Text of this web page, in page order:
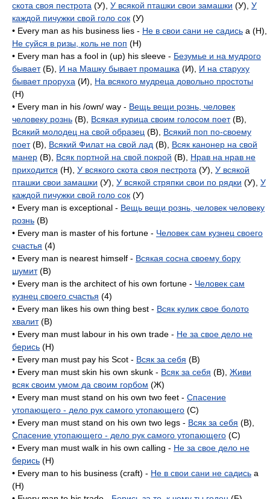
скота своя пестрота (У), У всякой пташки свои замашки (У), У
каждой пичужки свой голо сок (У)
• Every man as his business lies - Не в свои сани не садись a (H),
Не суйся в ризы, коль не поп (H)
• Every man has a fool in (up) his sleeve - Безумье и на мудрого
бывает(Б), И на Машку бывает промашка (И), И на старуху
бывает проруха (И), На всякого мудреца довольно простоты
(H)
• Every man in his /own/ way - Вещь вещи рознь, человек
человеку рознь (B), Всякая курица своим голосом поет(B),
Всякий молодец на свой образец (B), Всякий поп по-своему
поет(B), Всякий Филат на свой лад (B), Всяк канонер на свой
манер (B), Всяк портной на свой покрой (B), Нрав на нрав не
приходится (H), У всякого скота своя пестрота (У), У всякой
пташки свои замашки (У), У всякой стряпки свои по рядки (У), У
каждой пичужки свой голо сок (У)
• Every man is exceptional - Вещь вещи рознь, человек человеку
рознь (B)
• Every man is master of his fortune - Человек сам кузнец своего
счастья (4)
• Every man is nearest himself - Всякая сосна своему бору
шумит(B)
• Every man is the architect of his own fortune - Человек сам
кузнец своего счастья (4)
• Every man likes his own thing best - Всяк кулик свое болото
хвалит(B)
• Every man must labour in his own trade - Не за свое дело не
берись (H)
• Every man must pay his Scot - Всяк за себя (B)
• Every man must skin his own skunk - Всяк за себя (B), Живи
всяк своим умом да своим горбом (Ж)
• Every man must stand on his own two feet - Спасение
утопающего - дело рук самого утопающего (C)
• Every man must stand on his own two legs - Всяк за себя (B),
Спасение утопающего - дело рук самого утопающего (C)
• Every man must walk in his own calling - Не за свое дело не
берись (H)
• Every man to his business (craft) - Не в свои сани не садись a
(H)